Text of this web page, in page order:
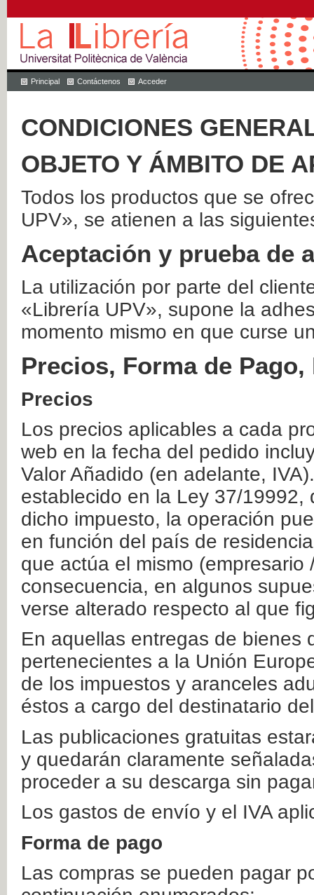
Principal Contáctenos Acceder
CONDICIONES
OBJETO Y ÁMBITO DE
Todos los productos que se
UPV», se atienen a las
Aceptación y prueba de
La utilización por parte del
«Librería UPV», supone la
momento mismo en que curse
Precios, Forma de
Precios
Los precios aplicables a cada
web en la fecha del pedido
Valor Añadido (en adelante,
establecido en la Ley 37/
dicho impuesto, la operación
en función del país de
que actúa el mismo
consecuencia, en algunos
verse alterado respecto al que
En aquellas entregas de bienes
pertenecientes a la Unión
de los impuestos y aranceles
éstos a cargo del destinatario
Las publicaciones gratuitas
y quedarán claramente
proceder a su descarga sin
Los gastos de envío y el IVA
Forma de pago
Las compras se pueden pagar